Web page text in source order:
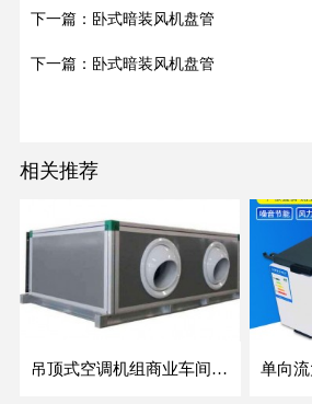
下一篇：卧式暗装风机盘管
下一篇：卧式暗装风机盘管
相关推荐
吊顶式空调机组商业车间防爆新风空调器射流冷暖机组